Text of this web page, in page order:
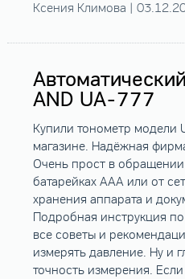
Ксения Климова |
AND UA-777
Купили тонометр модели
магазине. Надёжная
Очень прост в
батарейках ААА или от
хранения аппарата и
Подробная инструкция
все советы и
измерять давление. Ну и
точность измерения.